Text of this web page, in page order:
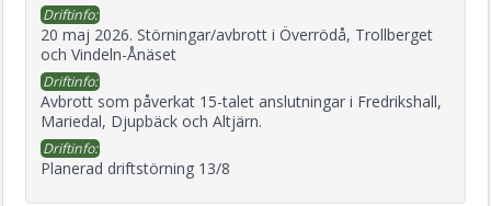
Driftinfo:
20 maj 2026. Störningar/avbrott i Överrödå, Trollberget
och Vindeln-Ånäset
Driftinfo:
Avbrott som påverkat 15-talet anslutningar i Fredrikshall,
Mariedal, Djupbäck och Altjärn.
Driftinfo:
Planerad driftstörning 13/8